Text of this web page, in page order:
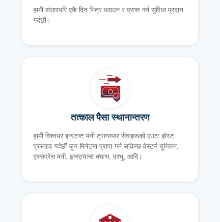
हामी संसारभरि एकै दिन भित्र पठाउन र प्राप्त गर्न सुविधा प्रदान
गर्दछौं।
तत्काल पैसा स्थानान्तरण
हामी विश्वभर इन्स्टन्ट मनी ट्रान्सफर सेवाहरूको एउटा होस्ट
प्रस्ताव गर्दछौं जुन मिनेटमा प्राप्त गर्न सकिन्छ वेस्टर्न युनियन,
एक्सप्रेस मनी, इन्स्ट्यान्ट क्यास, प्रभु, आदि।